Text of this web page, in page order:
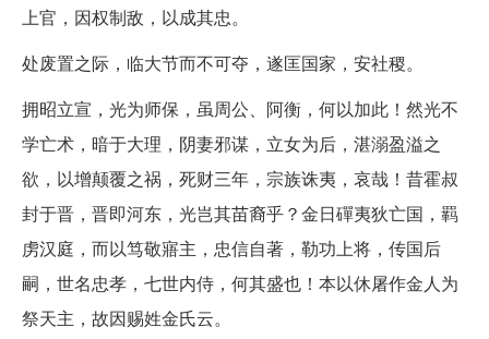
上官，因权制敌，以成其忠。
处废置之际，临大节而不可夺，遂匡国家，安社稷。
拥昭立宣，光为师保，虽周公、阿衡，何以加此！然光不
学亡术，暗于大理，阴妻邪谋，立女为后，湛溺盈溢之
欲，以增颠覆之祸，死财三年，宗族诛夷，哀哉！昔霍叔
封于晋，晋即河东，光岂其苗裔乎？金日磾夷狄亡国，羁
虏汉庭，而以笃敬寤主，忠信自著，勒功上将，传国后
嗣，世名忠孝，七世内侍，何其盛也！本以休屠作金人为
祭天主，故因赐姓金氏云。